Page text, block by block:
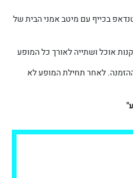
בכייף עם מיטב אמני הבית של
אוכל ושתייה לאורך כל המופע
לאחר תחילת המופע לא